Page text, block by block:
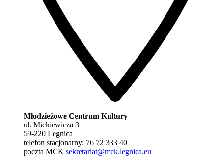
Młodzieżowe Centrum Kultury
ul. Mickiewicza 3
59-220 Legnica
telefon stacjonarny: 76 72 333 40
poczta MCK sekretariat@mck.legnica.eu